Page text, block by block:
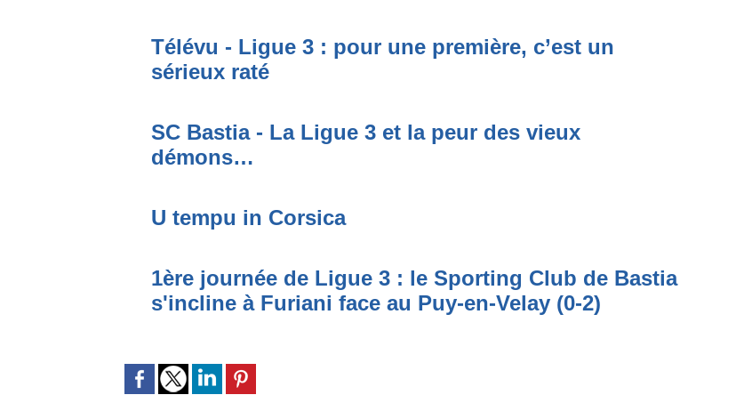
Télévu - Ligue 3 : pour une première, c’est un
sérieux raté
SC Bastia - La Ligue 3 et la peur des vieux
démons…
U tempu in Corsica
1ère journée de Ligue 3 : le Sporting Club de Bastia
s'incline à Furiani face au Puy-en-Velay (0-2)